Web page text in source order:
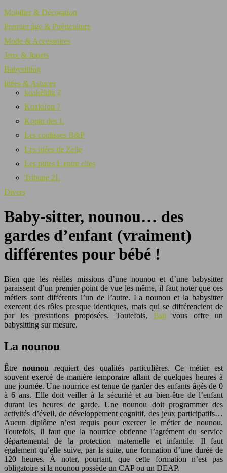
Mobilier & Décoration
Premier âge & Puériculture
Mode & Accessoires
Jeux & Jouets
Babysitting
Idées & Astuces
koakèldiz ?
Koakifon ?
Kopin des L
Les coulisses B&P
Les idées de Zelle
Les ptites L entre elles
Tribune 2L
Divers
Baby-sitter, nounou… des
gardes d’enfant (vraiment)
différentes pour bébé !
Bien que les réelles missions d’une nounou et d’une babysitter
paraissent d’un premier point de vue les même, il faut noter que ces
métiers sont différents l’un de l’autre. La nounou et la babysitter
exercent des rôles presque identiques, mais qui se différencient de
par les prestations proposées. Toutefois, Bsitvous offre un
babysitting sur mesure.
La nounou
Êtrenounou requiert des qualités particulières. Ce métier est
souvent exercé de manière temporaire allant de quelques heures à
une journée. Une nourrice est tenue de garder des enfants âgés de 0
à 6 ans. Elle doit veiller à la sécurité et au bien-être de l’enfant
durant les heures de garde. Une nounou doit programmer des
activités d’éveil, de développement cognitif, des jeux participatifs…
Aucun diplôme n’est requis pour exercer le métier de nounou.
Toutefois, il faut que la nourrice obtienne l’agrément du service
départemental de la protection maternelle et infantile. Il faut
également qu’elle suive, par la suite, une formation d’une durée de
120 heures. À noter, pourtant, que cette formation n’est pas
obligatoire si la nounou possède un CAP ou un DEAP.